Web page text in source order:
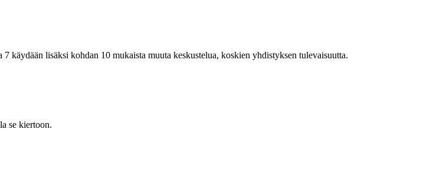
käydään lisäksi kohdan 10 mukaista muuta keskustelua, koskien yhdistyksen tulevaisuutta.
se kiertoon.